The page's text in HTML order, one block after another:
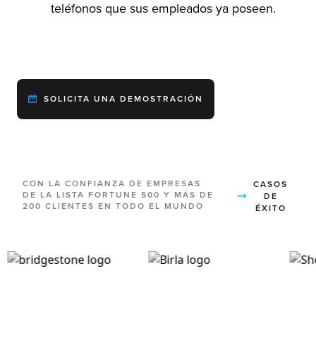
teléfonos que sus empleados ya poseen.
SOLICITA UNA DEMOSTRACIÓN
CON LA CONFIANZA DE EMPRESAS
DE LA LISTA FORTUNE 500 Y MÁS DE
200 CLIENTES EN TODO EL MUNDO
CASOS
DE
ÉXITO